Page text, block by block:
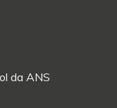
da ANS